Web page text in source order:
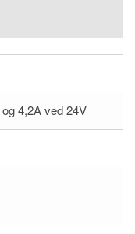
4,2A ved 24V